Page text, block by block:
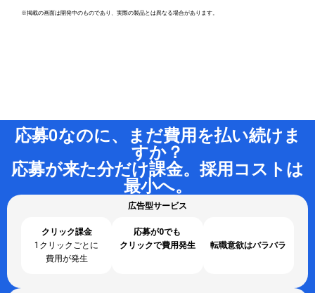
※掲載の画面は開発中のものであり、実際の製品とは異なる場合があります。
応募0なのに、まだ費用を払い続けま
すか？
応募が来た分だけ課金。採用コストは
最小へ。
広告型サービス
クリック課金
1クリックごとに
費用が発生
応募が0でも
クリックで費用発生
転職意欲はバラバラ